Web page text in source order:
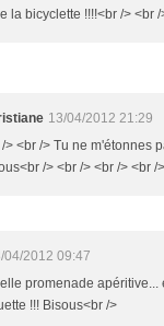
la bicyclette !!!!<br /> <br
13/04/2012 21:29
> <br /> Tu ne m'étonnes
/> <br /> <br /> <br />
04/2012 09:47
promenade apéritive...
!!! Bisous<br />